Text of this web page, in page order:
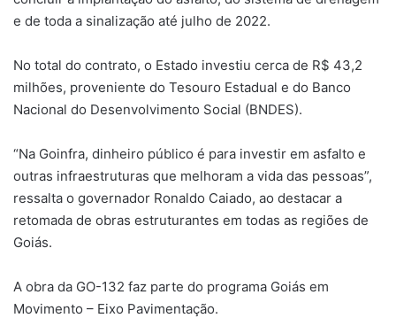
e de toda a sinalização até julho de 2022.
No total do contrato, o Estado investiu cerca de R$ 43,2
milhões, proveniente do Tesouro Estadual e do Banco
Nacional do Desenvolvimento Social (BNDES).
“Na Goinfra, dinheiro público é para investir em asfalto e
outras infraestruturas que melhoram a vida das pessoas”,
ressalta o governador Ronaldo Caiado, ao destacar a
retomada de obras estruturantes em todas as regiões de
Goiás.
A obra da GO-132 faz parte do programa Goiás em
Movimento – Eixo Pavimentação.